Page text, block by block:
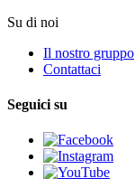
Su di noi
Il nostro gruppo
Contattaci
Seguici su